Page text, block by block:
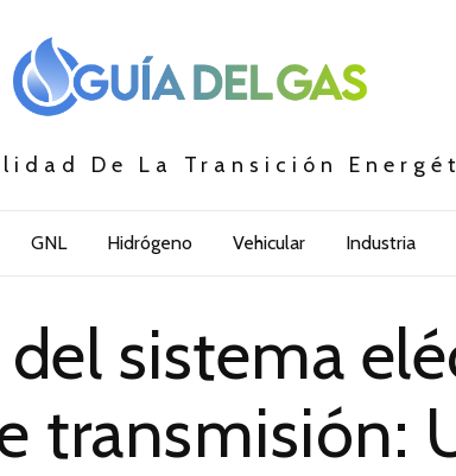
De La Transición
GNL Hidrógeno Vehicular Industria
sistema
transmisión: